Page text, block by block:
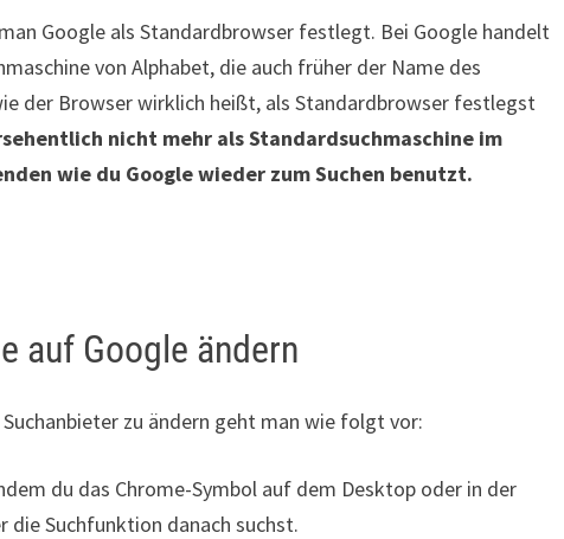
Google als Standardbrowser festlegt. Bei Google handelt
von Alphabet, die auch früher der Name des
der Browser wirklich heißt, als Standardbrowser festlegst
nicht mehr als Standardsuchmaschine im
wie du Google wieder zum Suchen benutzt.
auf Google ändern
zu ändern geht man wie folgt vor:
du das Chrome-Symbol auf dem Desktop oder in der
Suchfunktion danach suchst.